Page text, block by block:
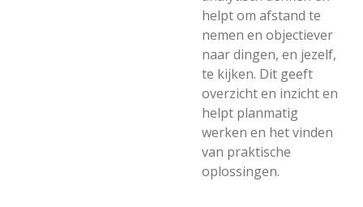
helpt om afstand te
nemen en objectiever
naar dingen, en jezelf,
te kijken. Dit geeft
overzicht en inzicht en
helpt planmatig
werken en het vinden
van praktische
oplossingen.